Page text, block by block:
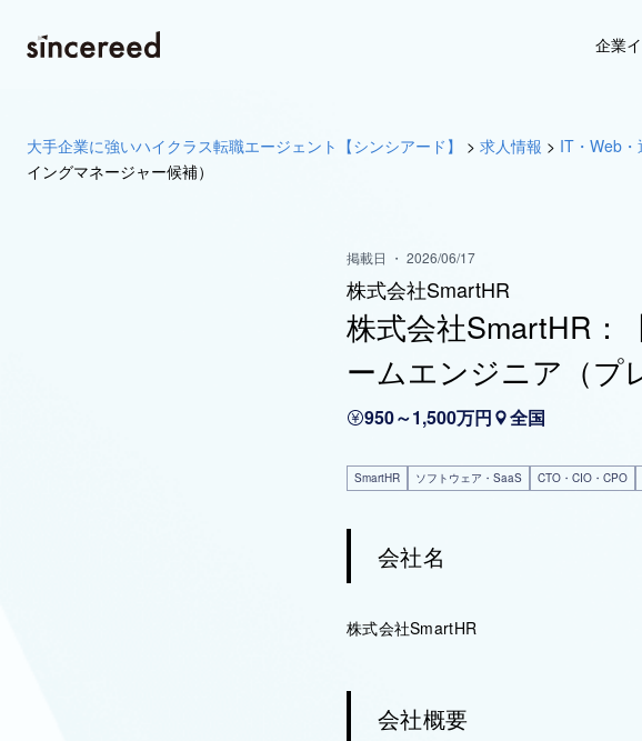
企業
大手企業に強いハイクラス転職エージェント【シンシアード】 > 求人情報 > IT・Web
イングマネージャー候補）
掲載日 ・ 2026/06/17
株式会社SmartHR
株式会社SmartHR：
ームエンジニア（プ
950～1,500万円 全国
SmartHR ソフトウェア・SaaS CTO・CIO・CPO
会社名
株式会社SmartHR
会社概要